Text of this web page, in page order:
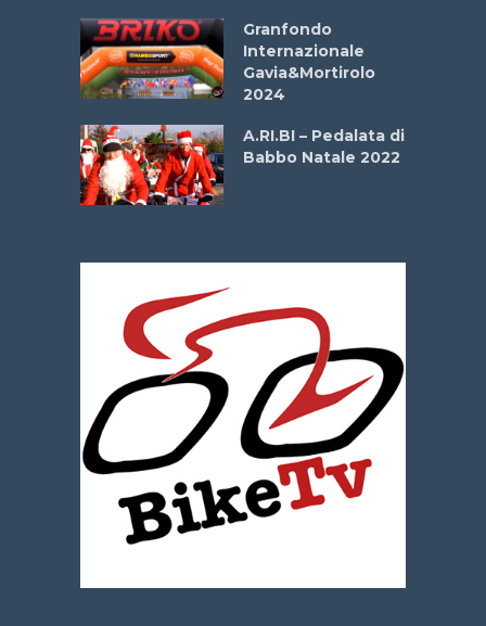
Granfondo
Internazionale
Gavia&Mortirolo
2024
A.RI.BI – Pedalata di
Babbo Natale 2022